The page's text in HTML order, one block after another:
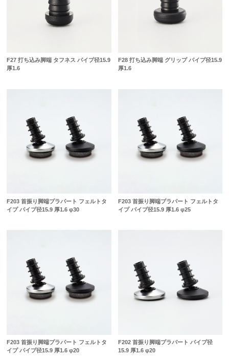
F27 打ち込み脚端 タフネス パイプ径15.9
厚1.6
F28 打ち込み脚端 グリップ パイプ径15.9
厚1.6
F203 首振り脚端プラパート フェルトタ
イプ パイプ径15.9 厚1.6 φ30
F203 首振り脚端プラパート フェルトタ
イプ パイプ径15.9 厚1.6 φ25
F203 首振り脚端プラパート フェルトタ
イプ パイプ径15.9 厚1.6 φ20
F202 首振り脚端プラパート パイプ径
15.9 厚1.6 φ20